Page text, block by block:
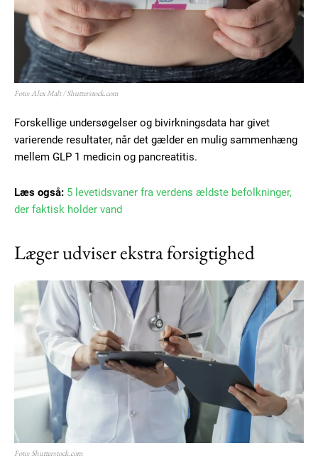
Subscription Plans
Free limited access
Praesent euismod ac
Nullam eu erat condimentum
Donec quis est ac felis
Orci varius natoque dolor
Member full access
Foto: Alex Malt / Shutterstock.com
Forskellige undersøgelser og bivirkningsdata har givet
varierende resultater, når det gælder en mulig sammenhæng
mellem GLP 1 medicin og pancreatitis.
Læs også: 5 levetidsvaner fra verdens ældste befolkninger,
der faktisk holder vand
Læger udviser ekstra forsigtighed
Foto: Shutterstock.com